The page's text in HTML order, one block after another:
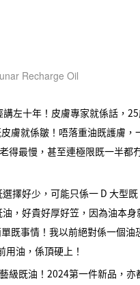
Recharge Oil
講左十年！皮膚專家就係話，
膚就係皺！唔落重油既護膚，
得最慢，甚至連極限既一半都
擇好少，可能只係一 D 大型
，好貴好厚好笠，因為油本
既事情！我以前絕對係一個油
油，係頂硬上！
級既油！2024第一件新品，亦